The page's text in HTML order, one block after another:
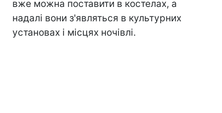
вже можна поставити в костелах, а
надалі вони з'являться в культурних
установах і місцях ночівлі.